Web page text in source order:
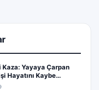
Kaza: Yayaya Çarpan
Hayatını Kaybe…